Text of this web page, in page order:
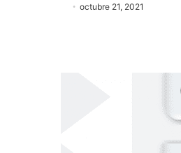
octubre 21, 2021